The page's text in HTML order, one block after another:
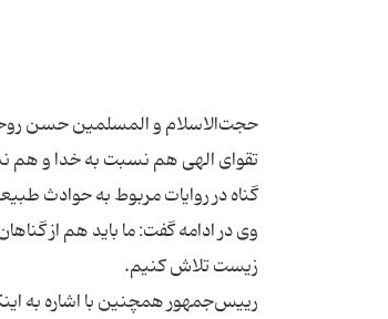
حجت‌الاسلام و المسلمین حسن
تقوای الهی هم نسبت به خدا و
وی در ادامه گفت: ما باید هم از
رییس‌جمهور همچنین با اشاره به